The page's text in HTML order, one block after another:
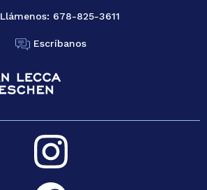
Llámenos: 678-825-3611
Escríbanos